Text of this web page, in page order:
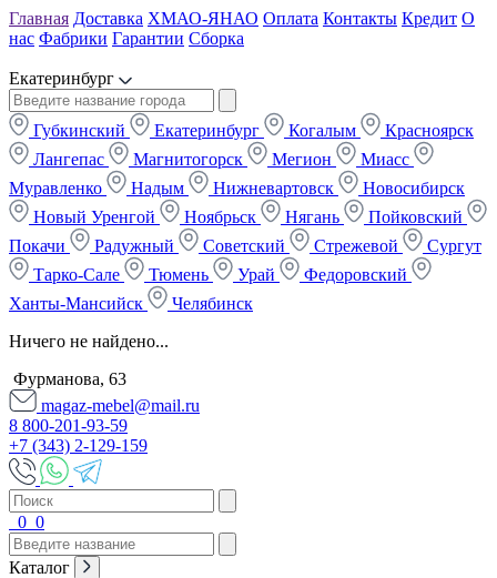
Главная Доставка ХМАО-ЯНАО Оплата Контакты Кредит О
нас Фабрики Гарантии Сборка
Екатеринбург
Губкинский Екатеринбург Когалым
Красноярск
Лангепас
Магнитогорск Мегион
Миасс
Муравленко
Надым Нижневартовск
Новосибирск
Новый Уренгой
Ноябрьск Нягань
Пойковский
Покачи
Радужный Советский Стрежевой
Сургут
Тарко-Сале
Тюмень Урай
Федоровский
Ханты-Мансийск
Челябинск
Ничего не найдено...
Фурманова, 63
magaz-mebel@mail.ru
8 800-201-93-59
+7 (343) 2-129-159
0 0
Каталог